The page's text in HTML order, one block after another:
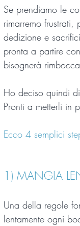
Se prendiamo le
rimarremo
dedizione e
pronta a partire
bisognerà
Ho deciso quindi
Pronti a metterli in
Ecco 4 semplici
1) MANGIA
Una della regole
lentamente ogni